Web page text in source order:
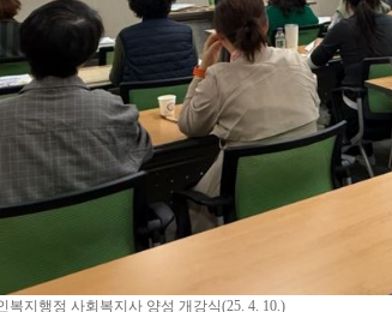
복지행정 사회복지사 양성 개강식(25. 4. 10.)